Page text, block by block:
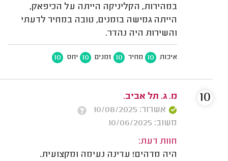
במהירות, הקליניקה הייתה על הכיפאק,
הייתה גמישה בזמנים, טובה במחיר לדעתי
והשירות היה נהדר.
איכות 10 מחיר 10 זמנים 10 יחס 10
מ. ג. תל אביב.
אשרור: 10/08/2025
משוב: 10/06/2025
חוות דעת:
היה מדהים! עדינה נעימה ומקצועית.
10